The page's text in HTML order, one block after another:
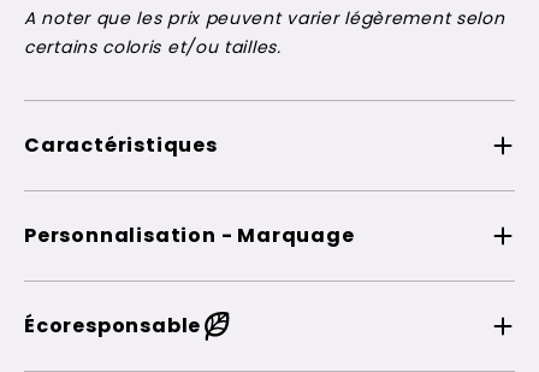
A noter que les prix peuvent varier légèrement selon
certains coloris et/ou tailles.
Caractéristiques
Personnalisation - Marquage
Écoresponsable